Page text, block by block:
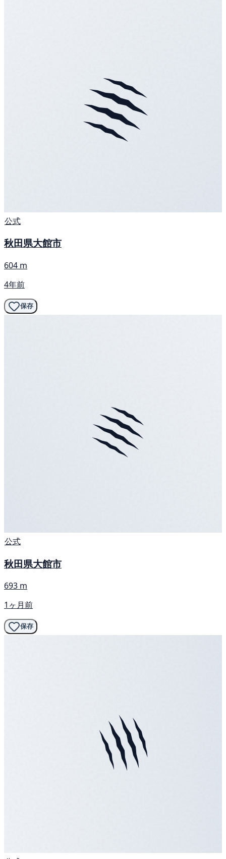
公式
秋田県大館市
604 m
4年前
保存
公式
秋田県大館市
693 m
1ヶ月前
保存